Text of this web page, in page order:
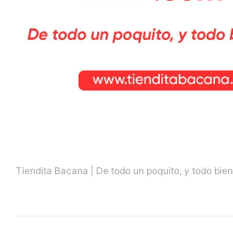
Tiendita Bacana | De todo un poquito, y todo